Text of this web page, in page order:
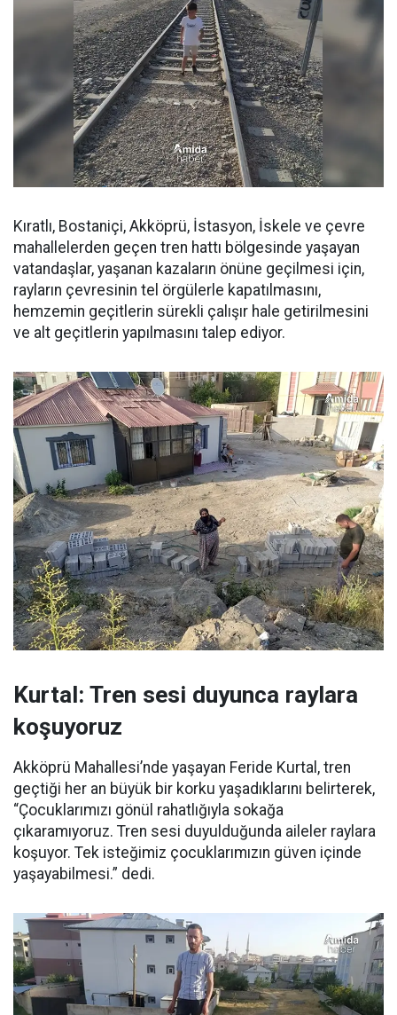
Kıratlı, Bostaniçi, Akköprü, İstasyon, İskele ve çevre
mahallelerden geçen tren hattı bölgesinde yaşayan
vatandaşlar, yaşanan kazaların önüne geçilmesi için,
rayların çevresinin tel örgülerle kapatılmasını,
hemzemin geçitlerin sürekli çalışır hale getirilmesini
ve alt geçitlerin yapılmasını talep ediyor.
Kurtal: Tren sesi duyunca raylara
koşuyoruz
Akköprü Mahallesi’nde yaşayan Feride Kurtal, tren
geçtiği her an büyük bir korku yaşadıklarını belirterek,
“Çocuklarımızı gönül rahatlığıyla sokağa
çıkaramıyoruz. Tren sesi duyulduğunda aileler raylara
koşuyor. Tek isteğimiz çocuklarımızın güven içinde
yaşayabilmesi.” dedi.